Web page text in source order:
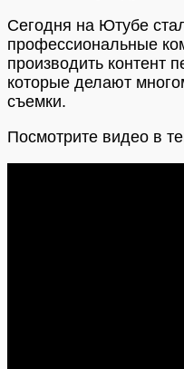
Сегодня на Ютубе
профессиональные
производить контент
которые делают
съемки.
Посмотрите видео в